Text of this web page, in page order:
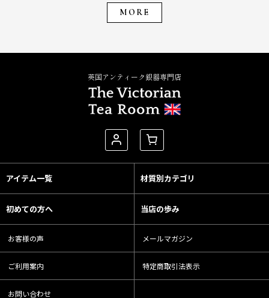
MORE
英国アンティーク銀器専門店
アイテム一覧 材質別カテゴリ
初めての方へ 当店の歩み
お客様の声 メールマガジン
ご利用案内 特定商取引法表示
お問い合わせ